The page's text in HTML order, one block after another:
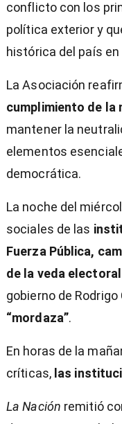
conflicto con los
política exterior y
histórica del país
La Asociación
cumplimiento de la
mantener la
elementos
democrática.
La noche del
sociales de las
Fuerza Pública,
de la veda electoral
gobierno de
“mordaza”.
En horas de la
críticas, las
La Nación remitió